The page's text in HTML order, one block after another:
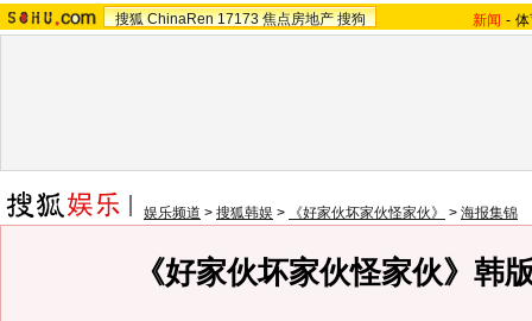
搜狐 ChinaRen 17173 焦点房地产 搜狗 新闻 -
娱乐频道 > 搜狐韩娱 > 《好家伙坏家伙怪家伙》 > 海报集锦
《好家伙坏家伙怪家伙》韩